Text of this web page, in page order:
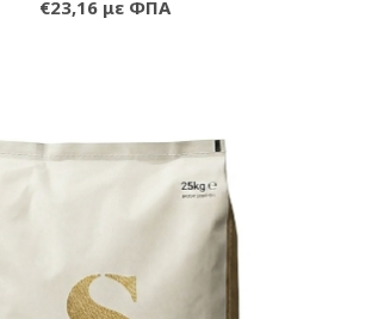
€23,16 με ΦΠΑ